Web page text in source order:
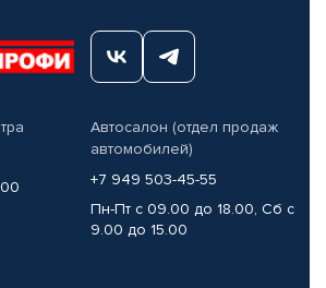
Автосалон (отдел продаж
автомобилей)
+7 949 503-45-55
Пн-Пт с 09.00 до 18.00, Сб с
9.00 до 15.00